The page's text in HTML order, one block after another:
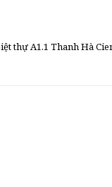
thự A1.1 Thanh Hà